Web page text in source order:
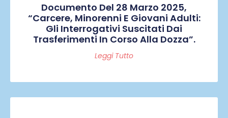
Documento Del 28 Marzo 2025,
“Carcere, Minorenni E Giovani Adulti:
Gli Interrogativi Suscitati Dai
Trasferimenti In Corso Alla Dozza”.
Leggi Tutto